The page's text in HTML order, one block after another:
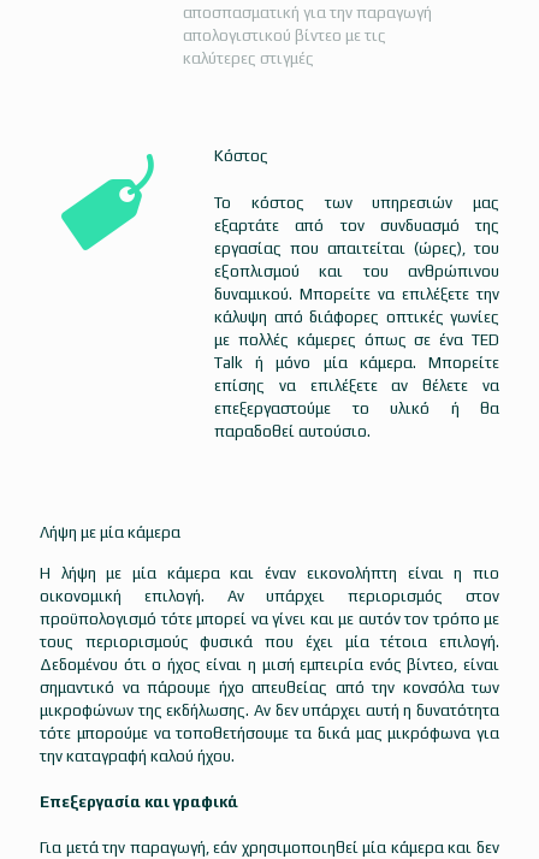
αποσπασματική για την παραγωγή
απολογιστικού βίντεο με τις
καλύτερες στιγμές
Κόστος
Το κόστος των υπηρεσιών μας
εξαρτάτε από τον συνδυασμό της
εργασίας που απαιτείται (ώρες), του
εξοπλισμού και του ανθρώπινου
δυναμικού. Μπορείτε να επιλέξετε την
κάλυψη από διάφορες οπτικές γωνίες
με πολλές κάμερες όπως σε ένα TED
Talk ή μόνο μία κάμερα. Μπορείτε
επίσης να επιλέξετε αν θέλετε να
επεξεργαστούμε το υλικό ή θα
παραδοθεί αυτούσιο.
Λήψη με μία κάμερα
Η λήψη με μία κάμερα και έναν εικονολήπτη είναι η πιο
οικονομική επιλογή. Αν υπάρχει περιορισμός στον
προϋπολογισμό τότε μπορεί να γίνει και με αυτόν τον τρόπο με
τους περιορισμούς φυσικά που έχει μία τέτοια επιλογή.
Δεδομένου ότι ο ήχος είναι η μισή εμπειρία ενός βίντεο, είναι
σημαντικό να πάρουμε ήχο απευθείας από την κονσόλα των
μικροφώνων της εκδήλωσης. Αν δεν υπάρχει αυτή η δυνατότητα
τότε μπορούμε να τοποθετήσουμε τα δικά μας μικρόφωνα για
την καταγραφή καλού ήχου.
Επεξεργασία και γραφικά
Για μετά την παραγωγή, εάν χρησιμοποιηθεί μία κάμερα και δεν